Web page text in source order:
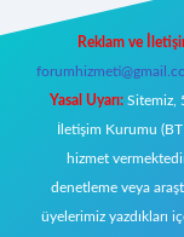
Reklam ve
Yasal Uyarı: Sitemiz,
İletişim Kurumu
hizmet
denetleme veya
üyelerimiz yazdıkları